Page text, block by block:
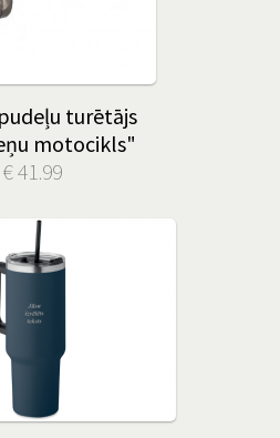
turētājs
motocikls"
€ 41.99